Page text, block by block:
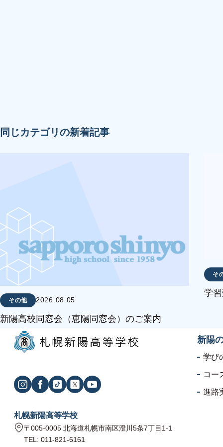
同じカテゴリの新着記事
その他 2026.08.05
新陽高校同窓会（恵陽同窓会）のご案内
そ
学
札幌新陽高等学校
〒005-0005 北海道札幌市南区澄川5条7丁目1-1
TEL: 011-821-6161
新陽
学び
コー
進路